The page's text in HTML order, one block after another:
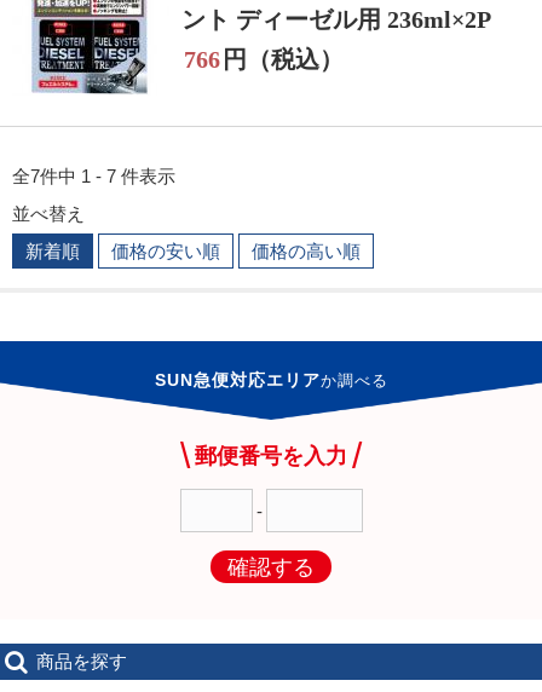
ント ディーゼル用 236ml×2P
766 円（税込）
全7件中 1 - 7 件表示
並べ替え
新着順
価格の安い順 価格の高い順
SUN急便対応エリアか調べる
郵便番号を入力
-
確認する
商品を探す